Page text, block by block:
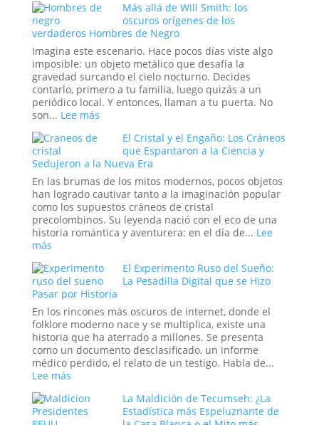
Venezuela
y
el
Orden
Mundial
Más allá de Will Smith: los
oscuros orígenes de los
verdaderos Hombres de Negro
Imagina este escenario. Hace pocos días viste algo
imposible: un objeto metálico que desafía la
gravedad surcando el cielo nocturno. Decides
contarlo, primero a tu familia, luego quizás a un
periódico local. Y entonces, llaman a tu puerta. No
son... Lee más:
Will
Smith:
los
oscuros
orígenes
de
Hombres
de
Negro
El Cristal y el Engaño: Los Cráneos
que Espantaron a la Ciencia y
Sedujeron a la Nueva Era
En las brumas de los mitos modernos, pocos objetos
han logrado cautivar tanto a la imaginación popular
como los supuestos cráneos de cristal
precolombinos. Su leyenda nació con el eco de una
historia romántica y aventurera: en el día de... Lee
más:
Cristal
y
el
Engaño:
Los
Cráneos
que
Espantaron
a
Ciencia
y
El Experimento Ruso del Sueño:
La Pesadilla Digital que se Hizo
Pasar por Historia
En los rincones más oscuros de internet, donde el
folklore moderno nace y se multiplica, existe una
historia que ha aterrado a millones. Se presenta
como un documento desclasificado, un informe
médico perdido, el relato de un testigo. Habla de...
Lee más:
Experimento
Ruso
La Maldición de Tecumseh: ¿La
Estadística más Espeluznante de